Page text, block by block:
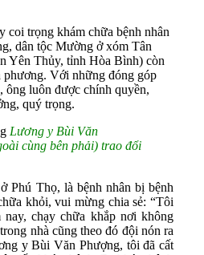
coi trọng khám chữa bệnh nhân
dân tộc Mường ở xóm Tân
Yên Thủy, tỉnh Hòa Bình) còn
Với những đóng góp
ông luôn được chính quyền,
quý trọng.
Lương y Bùi Văn
cùng bên phải) trao đổi
Phú Thọ, là bệnh nhân bị bệnh
khỏi, vui mừng chia sẻ: “Tôi
nay, chạy chữa khắp nơi không
nhà cũng theo đó đội nón ra
y Bùi Văn Phượng, tôi đã cất